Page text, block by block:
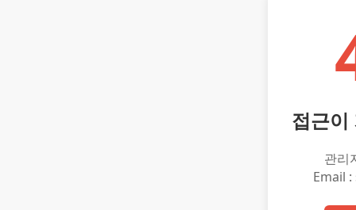
접근이
관리
Email